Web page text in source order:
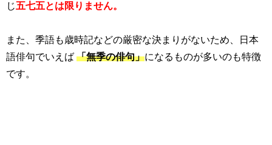
じ 五七五とは限りません。
また、季語も歳時記などの厳密な決まりがないため、日本
語俳句でいえば 「無季の俳句」になるものが多いのも特徴
です。